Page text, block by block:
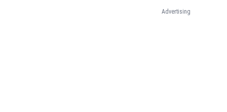
Advertising